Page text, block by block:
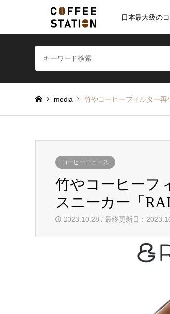
日本最大級の
media 竹やコーヒーフィルター再
コーヒーニュース
竹やコーヒーフ
スニーカー「
2023.10.28 / 最終更新日：